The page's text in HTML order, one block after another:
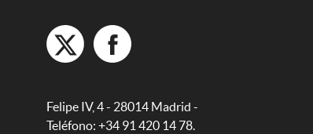
Felipe IV, 4 - 28014 Madrid -
Teléfono: +34 91 420 14 78.